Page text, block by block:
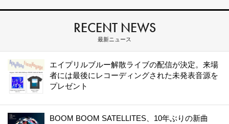
RECENT NEWS
最新ニュース
エイプリルブルー解散ライブの配信が決定。来場
者には最後にレコーディングされた未発表音源を
プレゼント
BOOM BOOM SATELLITES、10年ぶりの新曲